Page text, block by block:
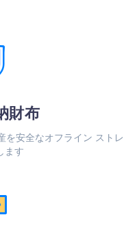
財布
を安全なオフライン ストレ
ます